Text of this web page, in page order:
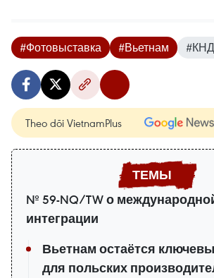
#Фотовыставка #Вьетнам
Theo dõi VietnamPlus
№ 59-NQ/TW о
интеграции
Вьетнам остаётся
для польских